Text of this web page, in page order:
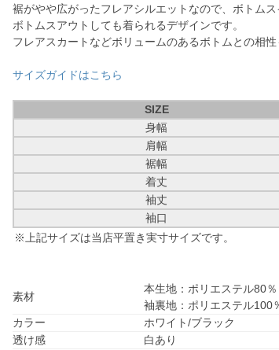
裾がやや広がったフレアシルエットなので、ボトム
ボトムスアウトしても着られるデザインです。
フレアスカートなどボリュームのあるボトムとの相性
サイズガイドはこちら
SIZE
身幅
肩幅
裾幅
着丈
袖丈
袖口
※上記サイズは当店平置き実寸サイズです。
素材
本生地：ポリエステル80
袖裏地：ポリエステル100
カラー
ホワイト/ブラック
透け感
白あり